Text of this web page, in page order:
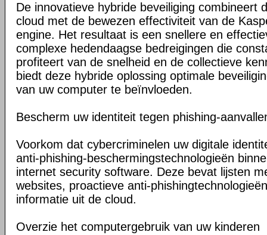
De innovatieve hybride beveiliging combineert
cloud met de bewezen effectiviteit van de
engine. Het resultaat is een snellere en
complexe hedendaagse bedreigingen die
profiteert van de snelheid en de collectieve
biedt deze hybride oplossing optimale
van uw computer te beïnvloeden.
Bescherm uw identiteit tegen phishing-
Voorkom dat cybercriminelen uw digitale
anti-phishing-beschermingstechnologieën
internet security software. Deze bevat lijsten
websites, proactieve anti-
informatie uit de cloud.
Overzie het computergebruik van uw kinderen